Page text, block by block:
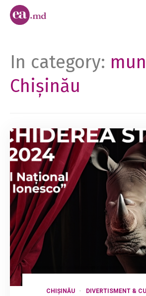
In category:
Chișinău
CHIȘINĂU
DIVERTISMENT &